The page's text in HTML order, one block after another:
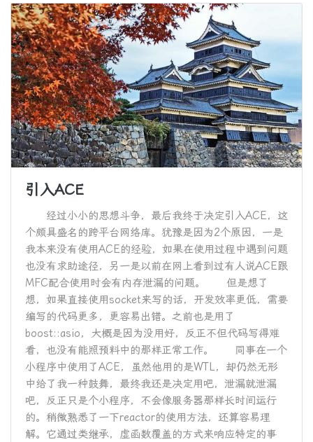
引入ACE
经过小小的思想斗争，最后我终于决定引入ACE，这
个颇具盛名的跨平台网络库。犹豫是因为2个原因，一是
我本来没有使用ACE的经验，如果在使用过程中遇到问题
也没有求助途径，另一是以前在网上看到过有人说ACE跟
MFC配合使用时会有内存泄漏的问题。 但是想了
想，如果直接使用socket来写的话，开发效率更低，需要
编写的代码更多，更容易出错。之前也是用了
boost::asio，大概是因为没用好，反正不但代码写得难
看，也没有能照预料中的那样正常工作。 同事在一个
小程序中使用了ACE，虽然他用的是WTL，却仍然无形
中给了我一种鼓舞，最终我还是决定用吧，泄漏就泄漏
吧，反正只是个小程序，不会像服务器那样长时间运行
的。稍微熟悉了一下reactor的使用方法，还算容易理
解。它通过类继承，虚函数覆盖的方式来响应特定的事